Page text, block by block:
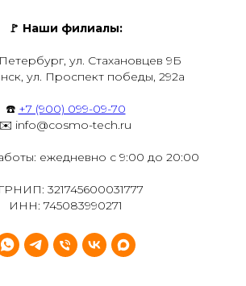
🚩 Наши филиалы:
ул. Стахановцев 9Б
ул. Проспект победы, 292а
☎️ +7 (900) 099-09-70
✉️ info@cosmo-tech.ru
ежедневно с 9:00 до 20:00
321745600031777
ИНН: 745083990271